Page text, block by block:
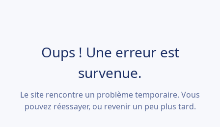
Oups ! Une erreur est
survenue.
Le site rencontre un problème temporaire. Vous
pouvez réessayer, ou revenir un peu plus tard.